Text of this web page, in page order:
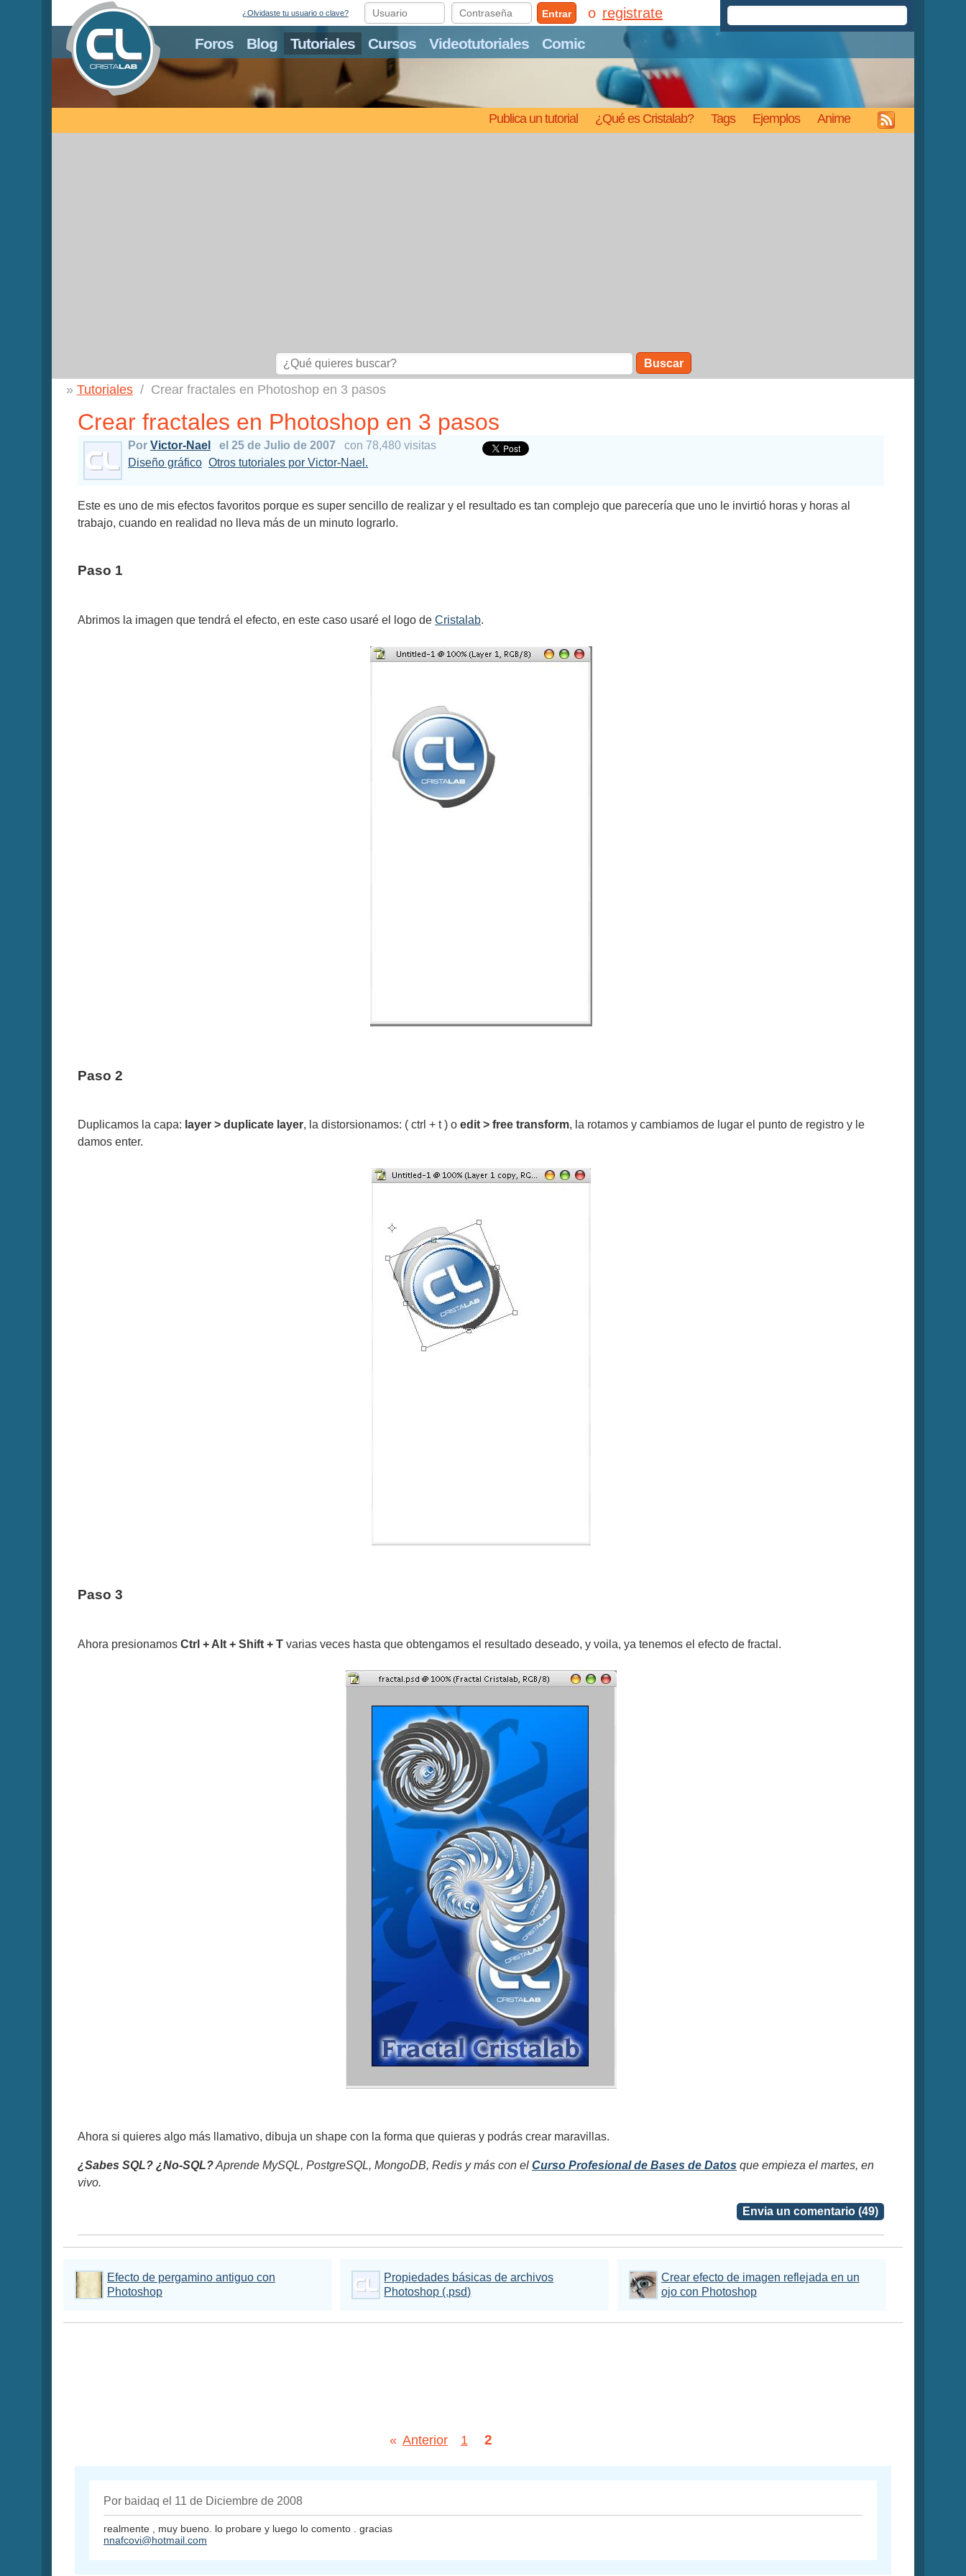
Foros Blog Tutoriales Cursos Videotutoriales Comic
Publica un tutorial ¿Qué es Cristalab? Tags Ejemplos Anime
¿Olvidaste tu usuario o clave? Entrar registrate
Buscar
Tutoriales Crear fractales en Photoshop en 3 pasos
Crear fractales en Photoshop en 3 pasos
Por Victor-Nael el 25 de Julio de 2007
con 78,480 visitas
Diseño gráfico Otros tutoriales por Victor-Nael.
Este es uno de mis efectos favoritos porque es super sencillo de realizar y el resultado es tan complejo que parecería que uno le invirtió horas y horas al
trabajo, cuando en realidad no lleva más de un minuto lograrlo.
Paso 1
Abrimos la imagen que tendrá el efecto, en este caso usaré el logo de Cristalab.
Paso 2
Duplicamos la capa: layer > duplicate layer, la distorsionamos: ( ctrl + t ) o edit > free transform, la rotamos y cambiamos de lugar el punto de registro y le
damos enter.
Paso 3
Ahora presionamos Ctrl + Alt + Shift + T varias veces hasta que obtengamos el resultado deseado, y voila, ya tenemos el efecto de fractal.
Ahora si quieres algo más llamativo, dibuja un shape con la forma que quieras y podrás crear maravillas.
¿Sabes SQL? ¿No-SQL?Aprende MySQL, PostgreSQL, MongoDB, Redis y más con el Curso Profesional de Bases de Datos que empieza el martes, en
vivo.
Envia un comentario (49)
Efecto de pergamino antiguo con
Photoshop
Propiedades básicas de archivos
Photoshop (.psd)
Crear efecto de imagen reflejada en un
ojo con Photoshop
« Anterior 1 2
Por baidaq el 11 de Diciembre de 2008
realmente , muy bueno. lo probare y luego lo comento . gracias
nnafcovi@hotmail.com